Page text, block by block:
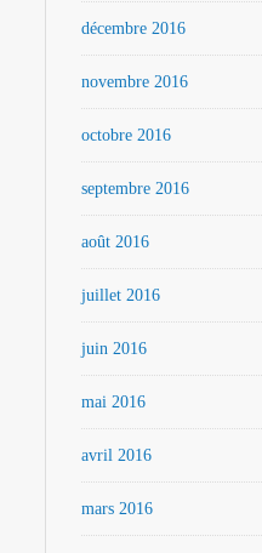
décembre 2016
novembre 2016
octobre 2016
septembre 2016
août 2016
juillet 2016
juin 2016
mai 2016
avril 2016
mars 2016